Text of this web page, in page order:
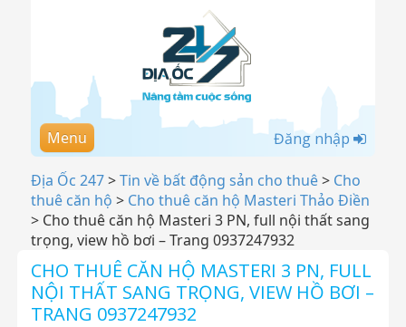
Menu Đăng nhập
Địa Ốc 247>Tin về bất động sản cho thuê> Cho
thuê căn hộ > Cho thuê căn hộ Masteri Thảo Điền
> Cho thuê căn hộ Masteri 3 PN, full nội thất sang
trọng, view hồ bơi – Trang 0937247932
CHO THUÊ CĂN HỘ MASTERI 3 PN, FULL
NỘI THẤT SANG TRỌNG, VIEW HỒ BƠI –
TRANG 0937247932